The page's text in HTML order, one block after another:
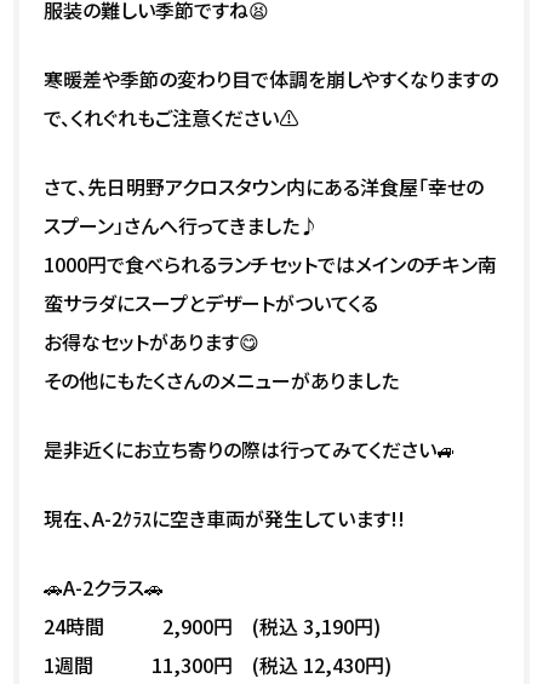
服装の難しい季節ですね😫
寒暖差や季節の変わり目で体調を崩しやすくなりますの
で、くれぐれもご注意ください⚠
さて、先日明野アクロスタウン内にある洋食屋「幸せの
スプーン」さんへ行ってきました♪
1000円で食べられるランチセットではメインのチキン南
蛮サラダにスープとデザートがついてくる
お得なセットがあります😋
その他にもたくさんのメニューがありました
是非近くにお立ち寄りの際は行ってみてください🚙
現在、A-2ｸﾗｽに空き車両が発生しています!!
🚗A-2クラス🚗
24時間 2,900円 (税込 3,190円)
1週間 11,300円 (税込 12,430円)